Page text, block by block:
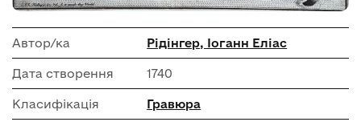
Автор/ка Рідінгер, Іоганн Еліас
Дата створення 1740
Класифікація Гравюра